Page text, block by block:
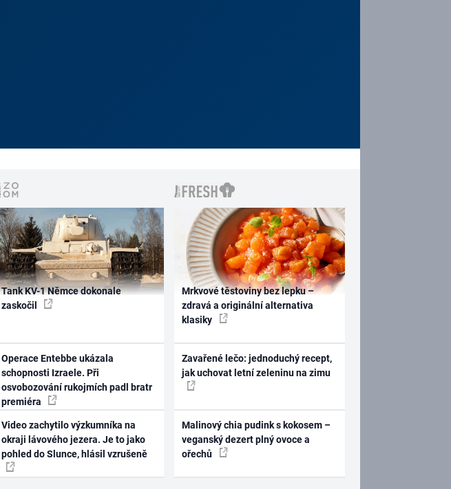
Tank KV-1 Němce dokonale
zaskočil
Operace Entebbe ukázala
schopnosti Izraele. Při
osvobozování rukojmích padl bratr
premiéra
Video zachytilo výzkumníka na
okraji lávového jezera. Je to jako
pohled do Slunce, hlásil vzrušeně
Mrkvové těstoviny bez lepku –
zdravá a originální alternativa
klasiky
Zavařené lečo: jednoduchý recept,
jak uchovat letní zeleninu na zimu
Malinový chia pudink s kokosem –
veganský dezert plný ovoce a
ořechů